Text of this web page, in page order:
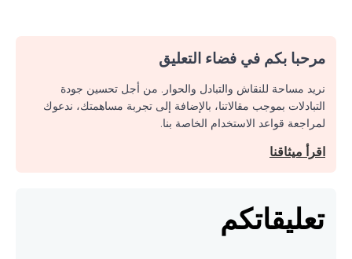
مرحبا بكم في فضاء التعليق
نريد مساحة للنقاش والتبادل والحوار. من أجل تحسين جودة
التبادلات بموجب مقالاتنا، بالإضافة إلى تجربة مساهمتك، ندعوك
لمراجعة قواعد الاستخدام الخاصة بنا.
اقرأ ميثاقنا
تعليقاتكم